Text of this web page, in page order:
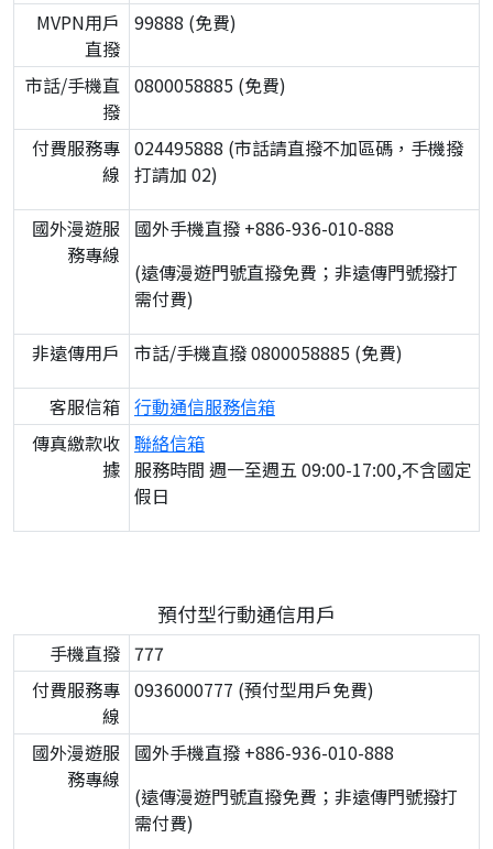
MVPN用戶
直撥
99888 (免費)
市話/手機直
撥
0800058885 (免費)
付費服務專
線
024495888 (市話請直撥不加區碼，手機撥
打請加 02)
國外漫遊服
務專線
國外手機直撥 +886-936-010-888
(遠傳漫遊門號直撥免費；非遠傳門號撥打
需付費)
非遠傳用戶 市話/手機直撥 0800058885 (免費)
客服信箱 行動通信服務信箱
傳真繳款收
據
聯絡信箱
服務時間 週一至週五 09:00-17:00,不含國定
假日
預付型行動通信用戶
手機直撥 777
付費服務專
線
0936000777 (預付型用戶免費)
國外漫遊服
務專線
國外手機直撥 +886-936-010-888
(遠傳漫遊門號直撥免費；非遠傳門號撥打
需付費)